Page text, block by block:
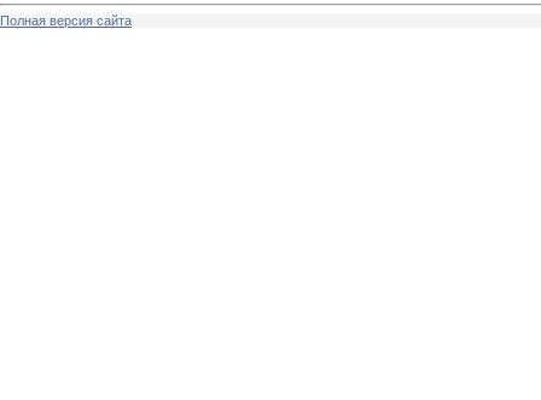
Полная версия сайта